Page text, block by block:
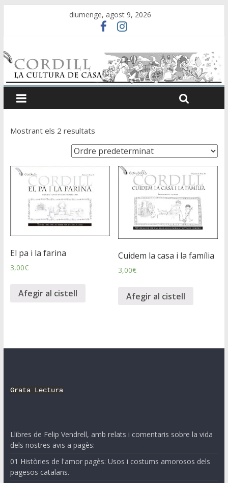
diumenge, agost 9, 2026
Mostrant els 2 resultats
El pa i la farina
3,00€
Afegir al cistell
Cuidem la casa i la família
3,00€
Afegir al cistell
Grata Lectura
Llibres de Felip Vendrell, amb relats i comentaris sobre la vida
dels nostres avis a pagès:
01 Històries de l'amor pagès: Usos i costums amorosos dels
pagesos catalans.